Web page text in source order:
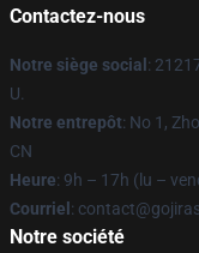
Contactez-nous
Notre siège social :
U.
Notre entrepôt: No 1,
CN
Heure: 9h – 17h (lu –
Courriel :
Notre société